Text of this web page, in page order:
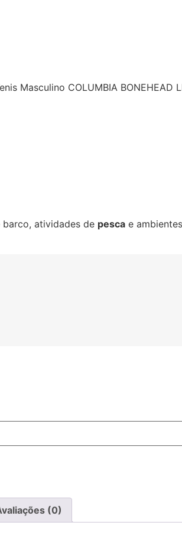
Masculino COLUMBIA BONEHEAD
barco, atividades de pesca e
(0)